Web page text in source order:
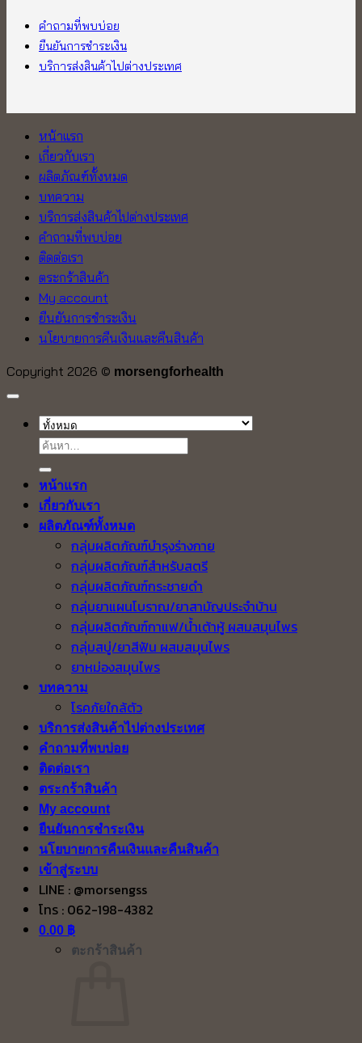
คำถามที่พบบ่อย
ยืนยันการชำระเงิน
บริการส่งสินค้าไปต่างประเทศ
หน้าแรก
เกี่ยวกับเรา
ผลิตภัณฑ์ทั้งหมด
บทความ
บริการส่งสินค้าไปต่างประเทศ
คำถามที่พบบ่อย
ติดต่อเรา
ตระกร้าสินค้า
My account
ยืนยันการชำระเงิน
นโยบายการคืนเงินและคืนสินค้า
Copyright 2026 © morsengforhealth
ค้นหา:
หน้าแรก
เกี่ยวกับเรา
ผลิตภัณฑ์ทั้งหมด
กลุ่มผลิตภัณฑ์บำรุงร่างกาย
กลุ่มผลิตภัณฑ์สำหรับสตรี
กลุ่มผลิตภัณฑ์กระชายดำ
กลุ่มยาแผนโบราณ/ยาสามัญประจำบ้าน
กลุ่มผลิตภัณฑ์กาแฟ/น้ำเต้าหู้ ผสมสมุนไพร
กลุ่มสบู่/ยาสีฟัน ผสมสมุนไพร
ยาหม่องสมุนไพร
บทความ
โรคภัยใกล้ตัว
บริการส่งสินค้าไปต่างประเทศ
คำถามที่พบบ่อย
ติดต่อเรา
ตระกร้าสินค้า
My account
ยืนยันการชำระเงิน
นโยบายการคืนเงินและคืนสินค้า
เข้าสู่ระบบ
LINE : @morsengss
โทร : 062-198-4382
0.00 ฿
ตะกร้าสินค้า